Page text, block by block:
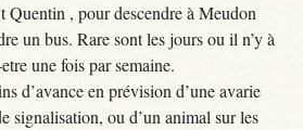
Quentin , pour descendre à Meudon
un bus. Rare sont les jours ou il n’y à
une fois par semaine.
d’avance en prévision d’une avarie
signalisation, ou d’un animal sur les